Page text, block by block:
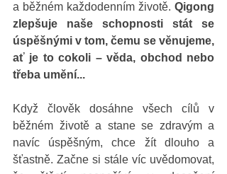
a běžném každodenním životě. Qigong
zlepšuje naše schopnosti stát se
úspěšnými v tom, čemu se věnujeme,
ať je to cokoli – věda, obchod nebo
třeba umění...
Když člověk dosáhne všech cílů v
běžném životě a stane se zdravým a
navíc úspěšným, chce žít dlouho a
šťastně. Začne si stále víc uvědomovat,